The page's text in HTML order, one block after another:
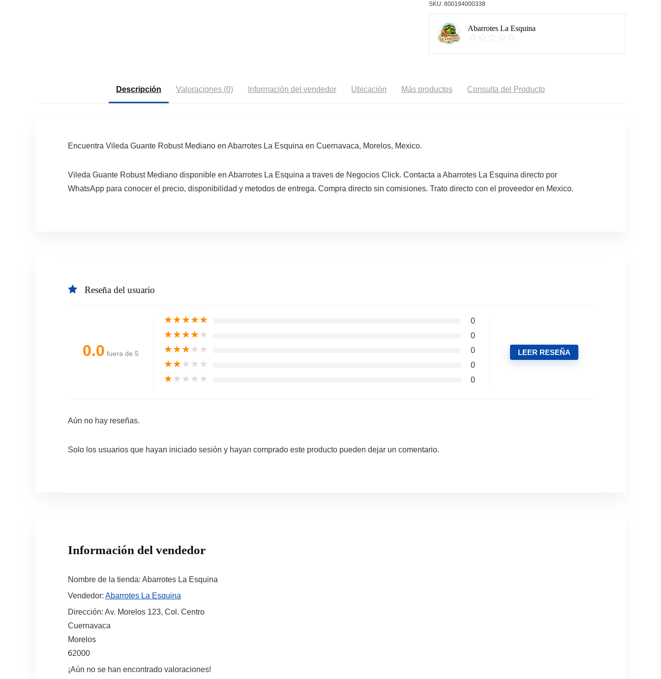
SKU: 800194000338
Abarrotes La Esquina
Descripción Valoraciones (0) Información del vendedor Ubicación Más productos Consulta del Producto
Encuentra Vileda Guante Robust Mediano en Abarrotes La Esquina en Cuernavaca, Morelos, Mexico.
Vileda Guante Robust Mediano disponible en Abarrotes La Esquina a traves de Negocios Click. Contacta a Abarrotes La Esquina directo por
WhatsApp para conocer el precio, disponibilidad y metodos de entrega. Compra directo sin comisiones. Trato directo con el proveedor en Mexico.
Reseña del usuario
0.0 fuera de 5
★★★★★ 0
★★★★★ 0
★★★★★ 0
★★★★★ 0
★★★★★ 0
LEER RESEÑA
Aún no hay reseñas.
Solo los usuarios que hayan iniciado sesión y hayan comprado este producto pueden dejar un comentario.
Información del vendedor
Nombre de la tienda: Abarrotes La Esquina
Vendedor: Abarrotes La Esquina
Dirección: Av. Morelos 123, Col. Centro
Cuernavaca
Morelos
62000
¡Aún no se han encontrado valoraciones!